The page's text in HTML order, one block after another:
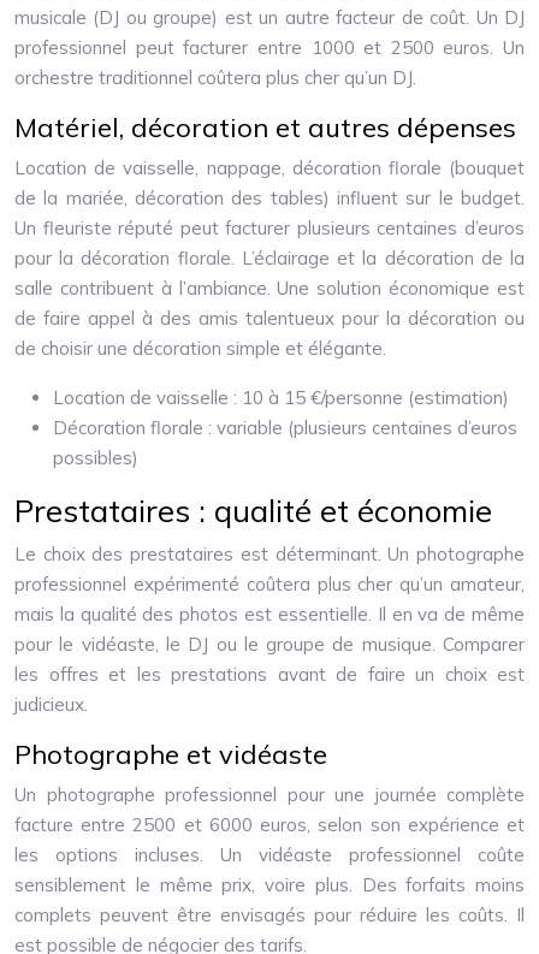
musicale (DJ ou groupe) est un autre facteur de coût. Un DJ
professionnel peut facturer entre 1000 et 2500 euros. Un
orchestre traditionnel coûtera plus cher qu’un DJ.
Matériel, décoration et autres dépenses
Location de vaisselle, nappage, décoration florale (bouquet
de la mariée, décoration des tables) influent sur le budget.
Un fleuriste réputé peut facturer plusieurs centaines d’euros
pour la décoration florale. L’éclairage et la décoration de la
salle contribuent à l’ambiance. Une solution économique est
de faire appel à des amis talentueux pour la décoration ou
de choisir une décoration simple et élégante.
Location de vaisselle : 10 à 15 €/personne (estimation)
Décoration florale : variable (plusieurs centaines d’euros
possibles)
Prestataires : qualité et économie
Le choix des prestataires est déterminant. Un photographe
professionnel expérimenté coûtera plus cher qu’un amateur,
mais la qualité des photos est essentielle. Il en va de même
pour le vidéaste, le DJ ou le groupe de musique. Comparer
les offres et les prestations avant de faire un choix est
judicieux.
Photographe et vidéaste
Un photographe professionnel pour une journée complète
facture entre 2500 et 6000 euros, selon son expérience et
les options incluses. Un vidéaste professionnel coûte
sensiblement le même prix, voire plus. Des forfaits moins
complets peuvent être envisagés pour réduire les coûts. Il
est possible de négocier des tarifs.